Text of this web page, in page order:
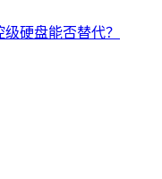
硬盘能否替代？